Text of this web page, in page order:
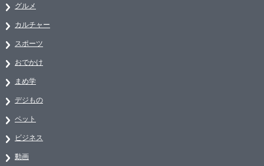
グルメ
カルチャー
スポーツ
おでかけ
まめ学
デジもの
ペット
ビジネス
動画